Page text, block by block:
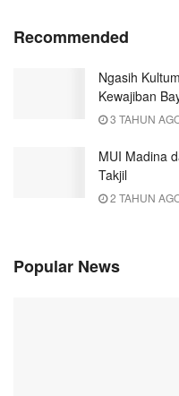
Recommended
Ngasih
Kewajiban
3 TAHUN
MUI Madina
Takjil
2 TAHUN
Popular News